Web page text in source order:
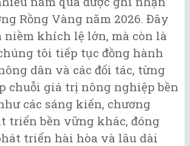
Rồng Vàng năm 2026. Đây
khích lệ lớn, mà còn là
tôi tiếp tục đồng hành
dân và các đối tác, từng
chuỗi giá trị nông nghiệp bền
các sáng kiến, chương
triển bền vững khác, đóng
triển hài hòa và lâu dài